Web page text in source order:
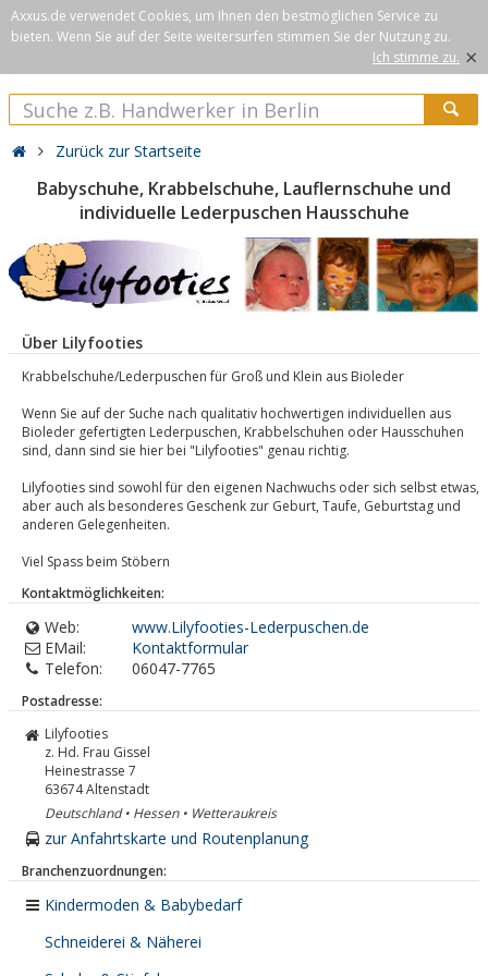
Axxus.de verwendet Cookies, um Ihnen den bestmöglichen Service zu
bieten. Wenn Sie auf der Seite weitersurfen stimmen Sie der Nutzung zu.
Ich stimme zu. ×
Zurück zur Startseite
Babyschuhe, Krabbelschuhe, Lauflernschuhe und
individuelle Lederpuschen Hausschuhe
Über Lilyfooties
Krabbelschuhe/Lederpuschen für Groß und Klein aus Bioleder
Wenn Sie auf der Suche nach qualitativ hochwertigen individuellen aus
Bioleder gefertigten Lederpuschen, Krabbelschuhen oder Hausschuhen
sind, dann sind sie hier bei "Lilyfooties" genau richtig.
Lilyfooties sind sowohl für den eigenen Nachwuchs oder sich selbst etwas,
aber auch als besonderes Geschenk zur Geburt, Taufe, Geburtstag und
anderen Gelegenheiten.
Viel Spass beim Stöbern
Kontaktmöglichkeiten:
Web:
www.Lilyfooties-Lederpuschen.de
EMail:
Kontaktformular
Telefon:
06047-7765
Postadresse:
Lilyfooties
z. Hd. Frau Gissel
Heinestrasse 7
63674Altenstadt
Deutschland • Hessen • Wetteraukreis
zur Anfahrtskarte und Routenplanung
Branchenzuordnungen:
Kindermoden & Babybedarf
Schneiderei & Näherei